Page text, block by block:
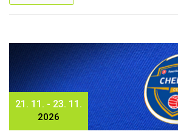
21. 11. - 23. 11.
2026